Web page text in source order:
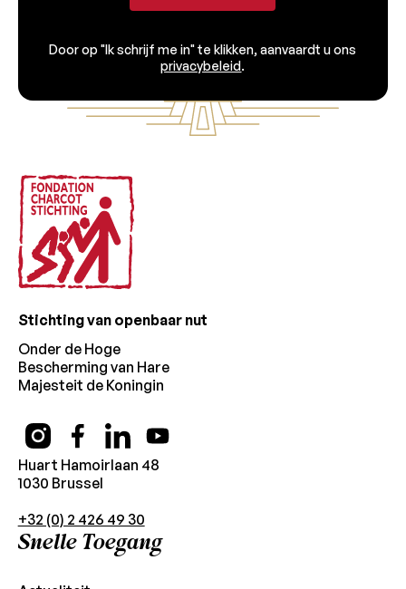
Door op "Ik schrijf me in" te klikken, aanvaardt u ons
privacybeleid.
Voettekst
Stichting van openbaar nut
Onder de Hoge
Bescherming van Hare
Majesteit de Koningin
Huart Hamoirlaan 48
1030 Brussel
+32 (0) 2 426 49 30
Snelle Toegang